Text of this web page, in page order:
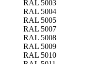
RAL 5003
RAL 5004
RAL 5005
RAL 5007
RAL 5008
RAL 5009
RAL 5010